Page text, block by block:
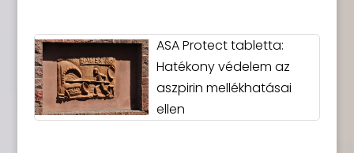
ASA Protect tabletta:
Hatékony védelem az
aszpirin mellékhatásai
ellen